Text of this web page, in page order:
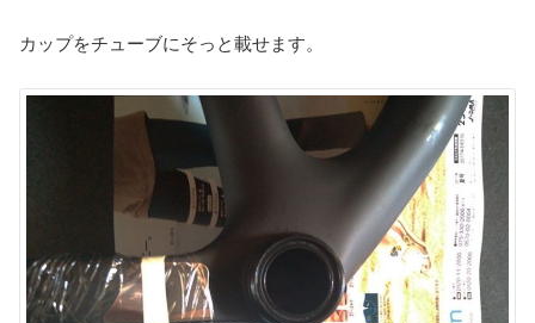
カップをチューブにそっと載せます。